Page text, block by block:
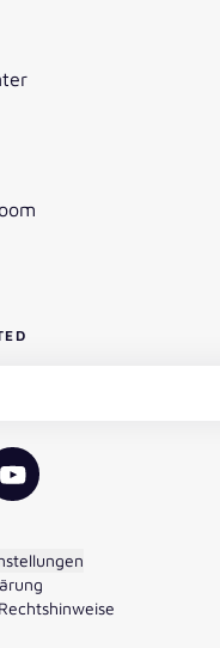
Instagram
valantic YouTube